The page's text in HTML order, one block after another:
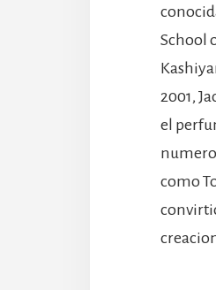
School
2001,
el
como